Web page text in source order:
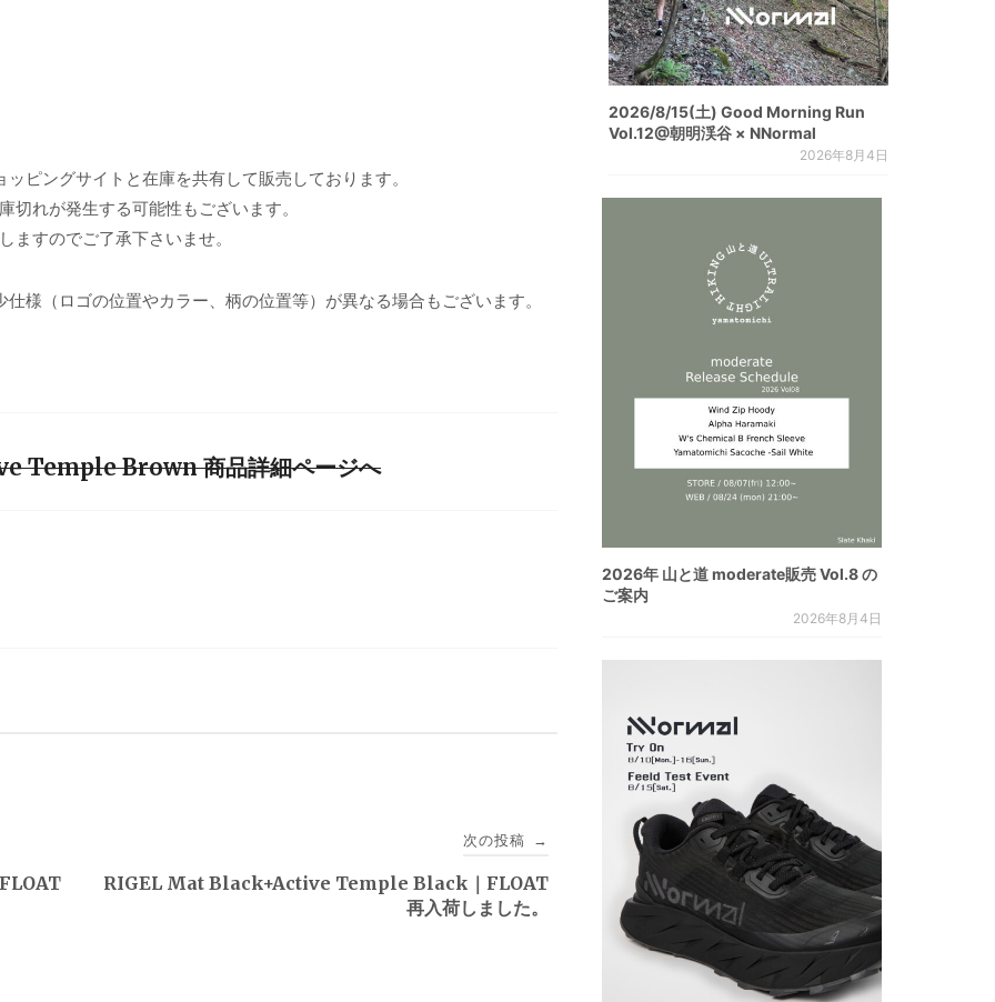
ピングサイトと在庫を共有して販売しております。
れが発生する可能性もございます。
ますのでご了承下さいませ。
様（ロゴの位置やカラー、柄の位置等）が異なる場合もございます。
Temple Brown 商品詳細ページへ
次の投稿 →
RIGEL Mat Black+Active Temple Black｜FLOAT
再入荷しました。
2026/8/15(土) Good Morning Run
Vol.12@朝明渓谷 × NNormal
2026年8月4日
2026年 山と道 moderate販売 Vol.8 の
ご案内
2026年8月4日